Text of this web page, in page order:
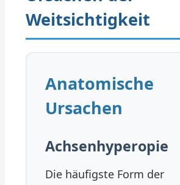
Weitsichtigkeit
Anatomische
Ursachen
Achsenhyperopie
Die häufigste Form der